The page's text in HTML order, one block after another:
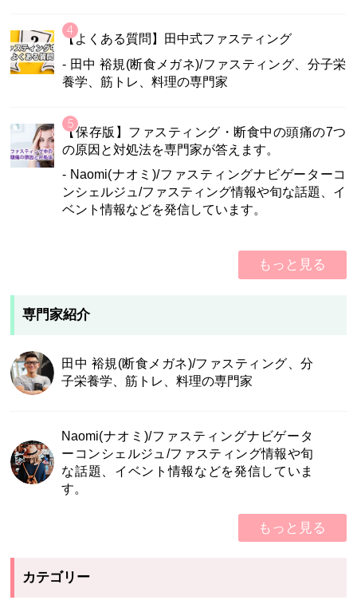
【よくある質問】田中式ファスティング
- 田中 裕規(断食メガネ)/ファスティング、分子栄
養学、筋トレ、料理の専門家
【保存版】ファスティング・断食中の頭痛の7つ
の原因と対処法を専門家が答えます。
- Naomi(ナオミ)/ファスティングナビゲーターコ
ンシェルジュ/ファスティング情報や旬な話題、イ
ベント情報などを発信しています。
もっと見る
専門家紹介
田中 裕規(断食メガネ)/ファスティング、分
子栄養学、筋トレ、料理の専門家
Naomi(ナオミ)/ファスティングナビゲータ
ーコンシェルジュ/ファスティング情報や旬
な話題、イベント情報などを発信していま
す。
もっと見る
カテゴリー